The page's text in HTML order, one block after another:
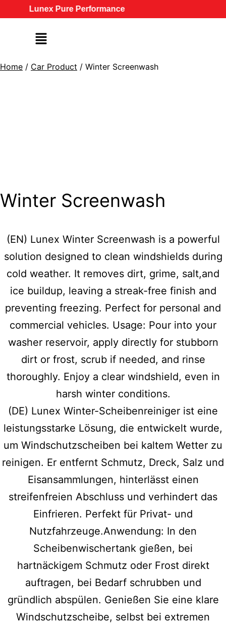
Lunex Pure Performance
Home / Car Product / Winter Screenwash
Winter Screenwash
(EN) Lunex Winter Screenwash is a powerful
solution designed to clean windshields during
cold weather. It removes dirt, grime, salt,and
ice buildup, leaving a streak-free finish and
preventing freezing. Perfect for personal and
commercial vehicles. Usage: Pour into your
washer reservoir, apply directly for stubborn
dirt or frost, scrub if needed, and rinse
thoroughly. Enjoy a clear windshield, even in
harsh winter conditions.
(DE) Lunex Winter-Scheibenreiniger ist eine
leistungsstarke Lösung, die entwickelt wurde,
um Windschutzscheiben bei kaltem Wetter zu
reinigen. Er entfernt Schmutz, Dreck, Salz und
Eisansammlungen, hinterlässt einen
streifenfreien Abschluss und verhindert das
Einfrieren. Perfekt für Privat- und
Nutzfahrzeuge.Anwendung: In den
Scheibenwischertank gießen, bei
hartnäckigem Schmutz oder Frost direkt
auftragen, bei Bedarf schrubben und
gründlich abspülen. Genießen Sie eine klare
Windschutzscheibe, selbst bei extremen